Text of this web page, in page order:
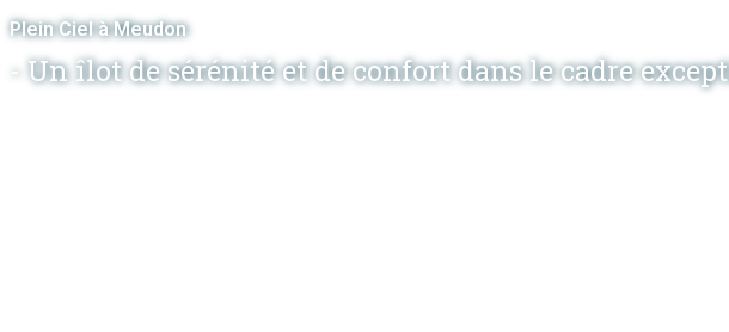
Plein Ciel à Meudon
- Un îlot de sérénité et de confort dans le cadre